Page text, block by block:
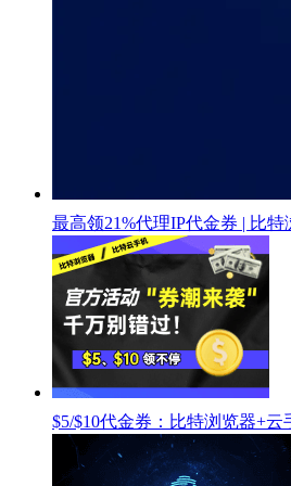
最高领21%代理IP代金券 | 比
$5/$10代金券：比特浏览器+